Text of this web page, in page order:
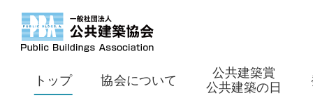
トップ 協会について
公共建築賞
公共建築の日